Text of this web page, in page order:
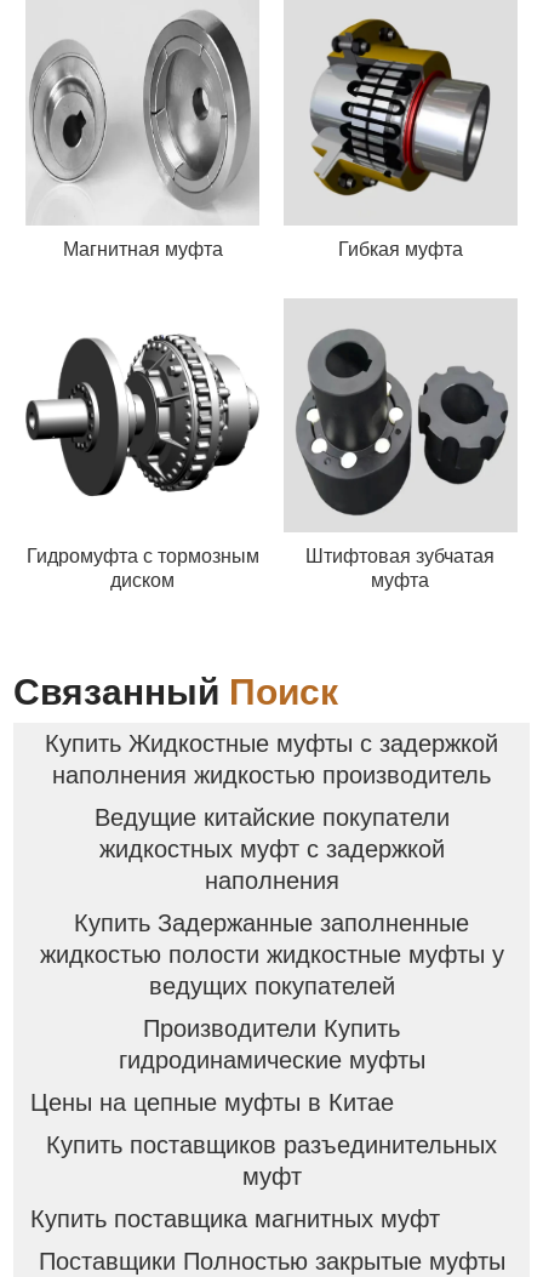
Магнитная муфта Гибкая муфта
Гидромуфта с тормозным
диском
Штифтовая зубчатая
муфта
Связанный Поиск
Купить Жидкостные муфты с задержкой
наполнения жидкостью производитель
Ведущие китайские покупатели
жидкостных муфт с задержкой
наполнения
Купить Задержанные заполненные
жидкостью полости жидкостные муфты у
ведущих покупателей
Производители Купить
гидродинамические муфты
Цены на цепные муфты в Китае
Купить поставщиков разъединительных
муфт
Купить поставщика магнитных муфт
Поставщики Полностью закрытые муфты